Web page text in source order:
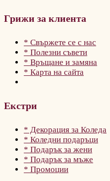
Грижи за клиента
* Свържете се с нас
* Полезни съвети
* Връщане и замяна
* Карта на сайта
Екстри
* Декорация за Коледа
* Коледни подаръци
* Подарък за жени
* Подарък за мъже
* Промоции